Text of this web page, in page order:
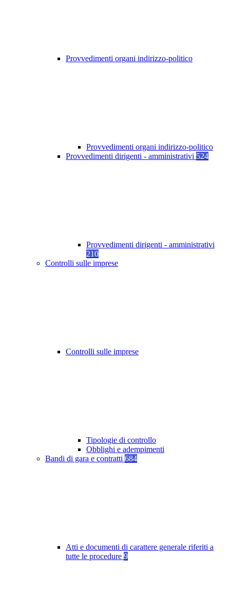
Provvedimenti organi indirizzo-politico
Provvedimenti organi indirizzo-politico
Provvedimenti dirigenti - amministrativi 524
Provvedimenti dirigenti - amministrativi
210
Controlli sulle imprese
Controlli sulle imprese
Tipologie di controllo
Obblighi e adempimenti
Bandi di gara e contratti 684
Atti e documenti di carattere generale riferiti a
tutte le procedure 9